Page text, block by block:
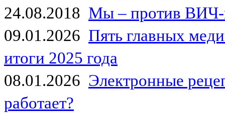
24.08.2018 Мы – против
09.01.2026 Пять главных
итоги 2025 года
08.01.2026 Электронные
работает?